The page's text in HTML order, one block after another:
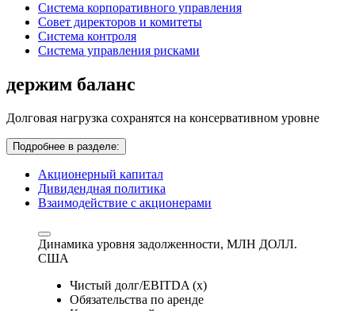
Система корпоративного управления
Совет директоров и комитеты
Система контроля
Система управления рисками
держим баланс
Долговая нагрузка сохранятся на консервативном уровне
Подробнее в разделе:
Акционерный капитал
Дивидендная политика
Взаимодействие с акционерами
Динамика уровня задолженности, МЛН ДОЛЛ.
США
Чистый долг/EBITDA (x)
Обязательства по аренде